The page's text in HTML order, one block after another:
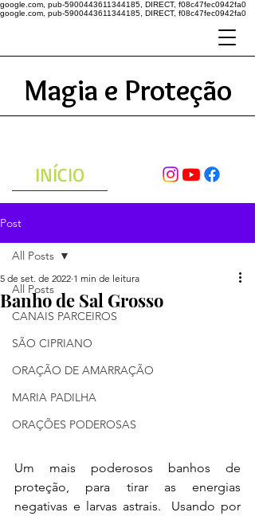
google.com, pub-5900443611344185, DIRECT, f08c47fec0942fa0
google.com, pub-5900443611344185, DIRECT, f08c47fec0942fa0
Magia e Proteção
INÍCIO
Post
All Posts
CANAIS PARCEIROS
SÃO CIPRIANO
ORAÇÃO DE AMARRAÇÃO
MARIA PADILHA
ORAÇÕES PODEROSAS
All Posts
Banho de Sal Grosso
5 de set. de 2022 1 min de leitura
Um mais poderosos banhos de
proteção, para tirar as energias
negativas e larvas astrais.  Usando por